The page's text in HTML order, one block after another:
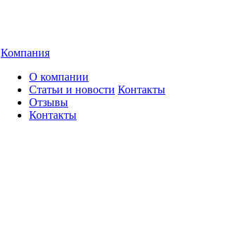
Компания
О компании
Статьи и новости
Отзывы
Контакты
Контакты